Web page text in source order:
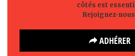
côtés est
Rejoignez-
ADHÉRER